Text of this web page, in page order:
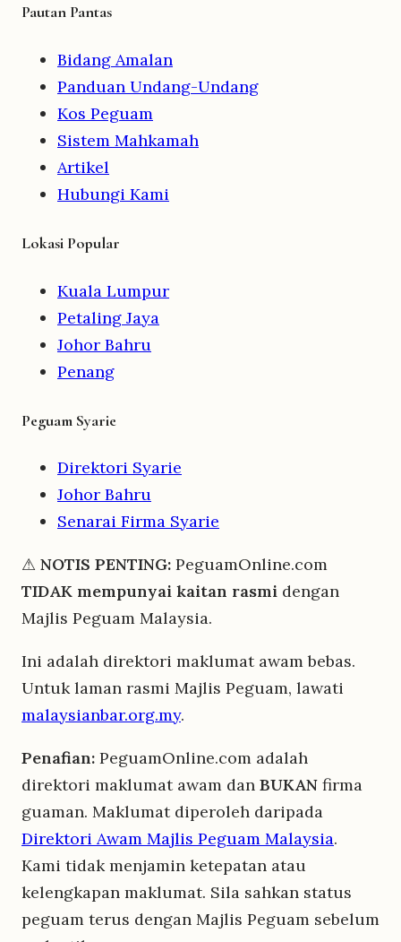
Pautan Pantas
Bidang Amalan
Panduan Undang-Undang
Kos Peguam
Sistem Mahkamah
Artikel
Hubungi Kami
Lokasi Popular
Kuala Lumpur
Petaling Jaya
Johor Bahru
Penang
Peguam Syarie
Direktori Syarie
Johor Bahru
Senarai Firma Syarie
⚠ NOTIS PENTING: PeguamOnline.com
TIDAK mempunyai kaitan rasmi dengan
Majlis Peguam Malaysia.
Ini adalah direktori maklumat awam bebas.
Untuk laman rasmi Majlis Peguam, lawati
malaysianbar.org.my.
Penafian: PeguamOnline.com adalah
direktori maklumat awam dan BUKAN firma
guaman. Maklumat diperoleh daripada
Direktori Awam Majlis Peguam Malaysia.
Kami tidak menjamin ketepatan atau
kelengkapan maklumat. Sila sahkan status
peguam terus dengan Majlis Peguam sebelum